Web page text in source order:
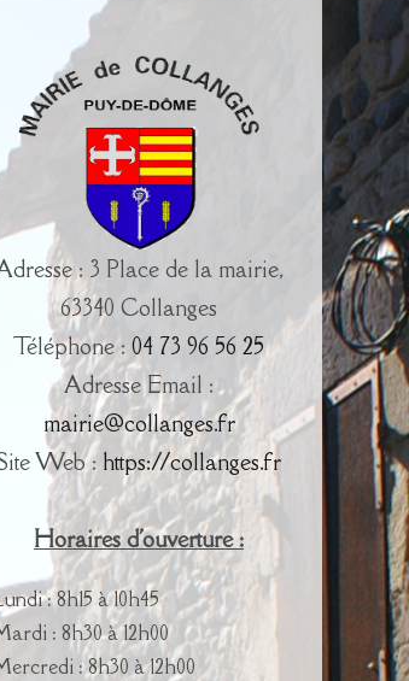
: 3 Place de la mairie,
63340 Collanges
Téléphone : 04 73 96 56 25
Adresse Email :
mairie@collanges.fr
Web : https://collanges.fr
Horaires d'ouverture :
: 8h15 à 10h45
: 8h30 à 12h00
: 8h30 à 12h00